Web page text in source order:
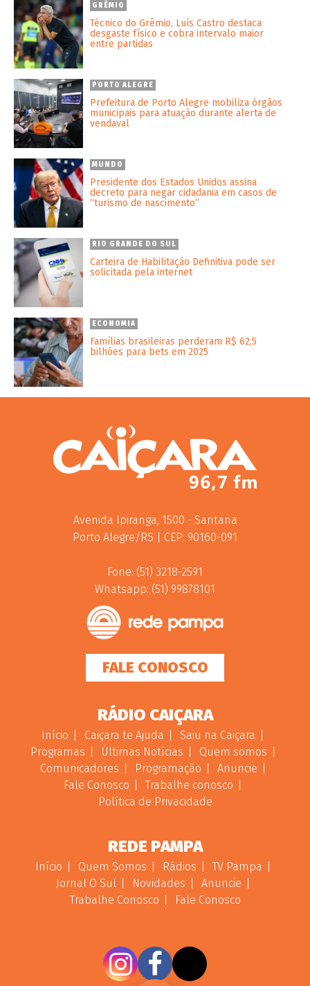
GRÊMIO
Técnico do Grêmio, Luís Castro destaca
desgaste físico e cobra intervalo maior
entre partidas
PORTO ALEGRE
Prefeitura de Porto Alegre mobiliza órgãos
municipais para atuação durante alerta de
vendaval
MUNDO
Presidente dos Estados Unidos assina
decreto para negar cidadania em casos de
“turismo de nascimento”
RIO GRANDE DO SUL
Carteira de Habilitação Definitiva pode ser
solicitada pela internet
ECONOMIA
Famílias brasileiras perderam R$ 62,5
bilhões para bets em 2025
Avenida Ipiranga, 1500 - Santana
Porto Alegre/RS | CEP: 90160-091
Fone: (51) 3218-2591
Whatsapp: (51) 99878101
FALE CONOSCO
RÁDIO CAIÇARA
Início Caiçara te Ajuda
Saiu na Caiçara
Programas
Últimas Notícias
Quem somos
Comunicadores
Programação
Anuncie
Fale Conosco
Trabalhe conosco
Política de Privacidade
REDE PAMPA
Início Quem Somos Rádios
TV Pampa
Jornal O Sul
Novidades
Anuncie
Trabalhe Conosco
Fale Conosco